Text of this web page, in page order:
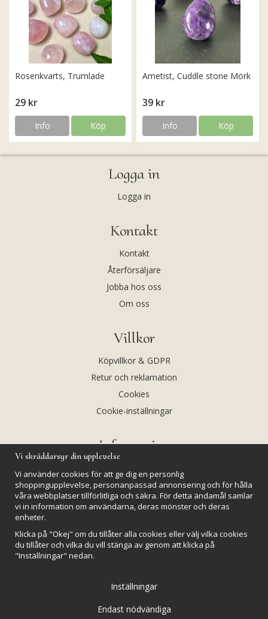
Rosenkvarts, Trumlade
29 kr
Info Köp
Ametist, Cuddle stone Mörk
39 kr
Info Köp
Logga in
Logga in
Kontakt
Kontakt
Återförsäljare
Jobba hos oss
Om oss
Villkor
Köpvillkor & GDPR
Retur och reklamation
Cookies
Cookie-inställningar
Information
Kalendarium
Nyheter
Kristaller och fairtrade
Rena & Ladda kristaller
Vi skräddarsyr din upplevelse
Vi använder cookies för att ge dig en personlig
shoppingupplevelse, personanpassad annonsering och för hålla
våra webbplatser tillförlitliga och säkra. För detta ändamål samlar
vi in information om användarna, deras mönster och deras
enheter.
Klicka på "Okej" om du tillåter alla cookies eller välj vilka cookies
du tillåter och vilka du vill stänga av genom att klicka på
"Inställningar" nedan.
Inställningar
Endast nödvändiga